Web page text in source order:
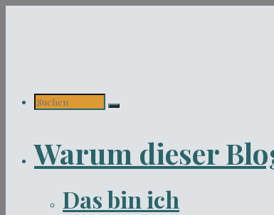
Suchen
nach:
Warum dieser
Das bin ich